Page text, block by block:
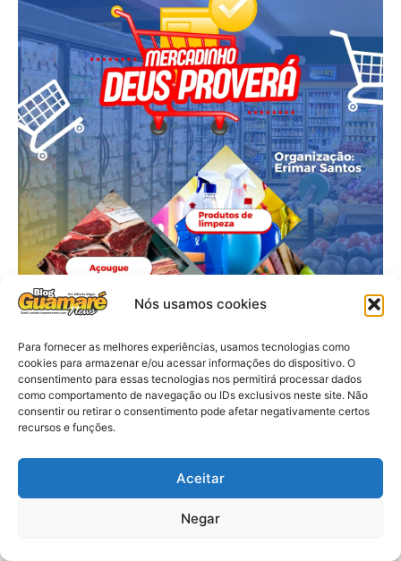
Nós usamos cookies
Para fornecer as melhores experiências, usamos tecnologias como
cookies para armazenar e/ou acessar informações do dispositivo. O
consentimento para essas tecnologias nos permitirá processar dados
como comportamento de navegação ou IDs exclusivos neste site. Não
consentir ou retirar o consentimento pode afetar negativamente certos
recursos e funções.
Aceitar
Negar